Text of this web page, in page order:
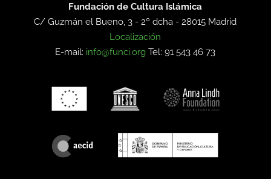
Fundación de Cultura Islámica
C/ Guzmán el Bueno, 3 - 2º dcha -28015 Madrid
Localización
E-mail: info@funci.org Tel: 91 543 46 73